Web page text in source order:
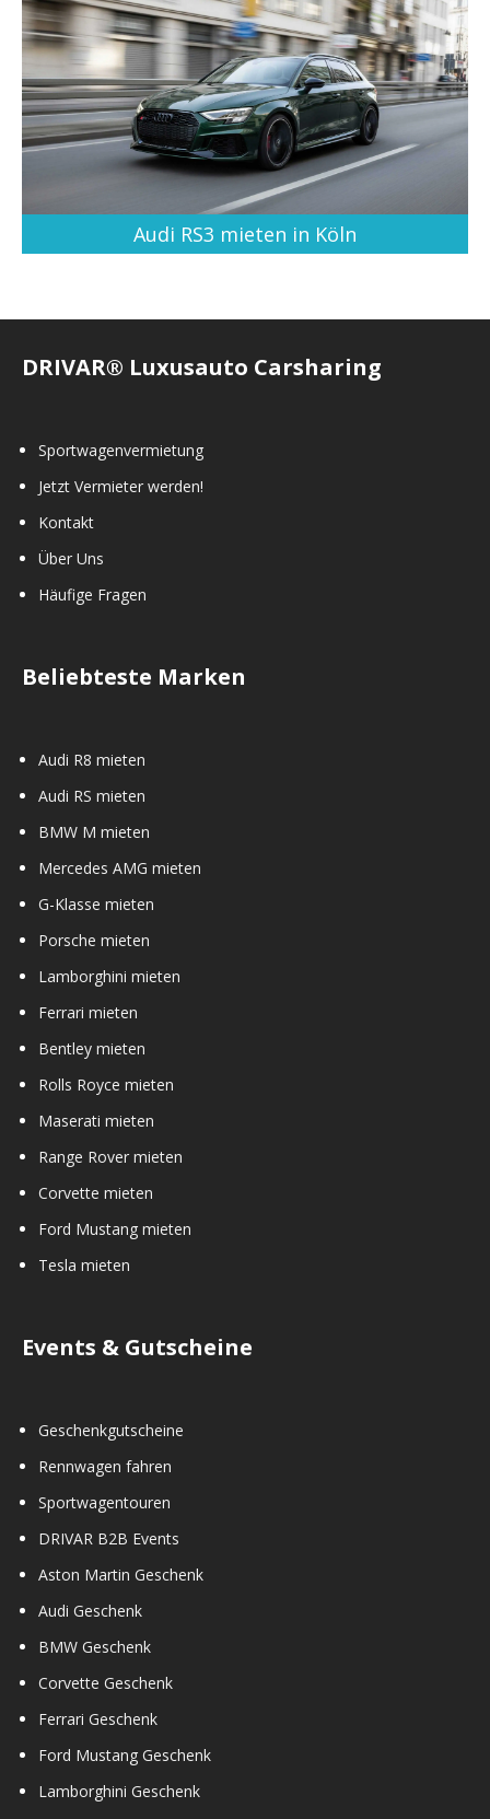
Audi RS3 mieten in Köln
DRIVAR® Luxusauto Carsharing
Sportwagenvermietung
Jetzt Vermieter werden!
Kontakt
Über Uns
Häufige Fragen
Beliebteste Marken
Audi R8 mieten
Audi RS mieten
BMW M mieten
Mercedes AMG mieten
G-Klasse mieten
Porsche mieten
Lamborghini mieten
Ferrari mieten
Bentley mieten
Rolls Royce mieten
Maserati mieten
Range Rover mieten
Corvette mieten
Ford Mustang mieten
Tesla mieten
Events & Gutscheine
Geschenkgutscheine
Rennwagen fahren
Sportwagentouren
DRIVAR B2B Events
Aston Martin Geschenk
Audi Geschenk
BMW Geschenk
Corvette Geschenk
Ferrari Geschenk
Ford Mustang Geschenk
Lamborghini Geschenk